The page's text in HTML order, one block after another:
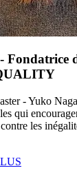
Fondatrice
- Yuko
qui
les